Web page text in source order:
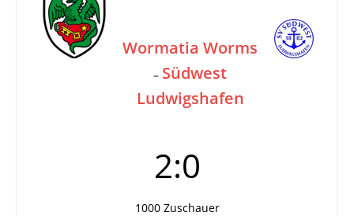
Wormatia Worms
– Südwest
Ludwigshafen
2:0
1000 Zuschauer